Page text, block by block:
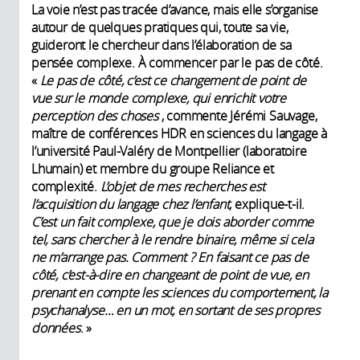
La voie n’est pas tracée d’avance, mais elle s’organise
autour de quelques pratiques qui, toute sa vie,
guideront le chercheur dans l’élaboration de sa
pensée complexe. À commencer par le pas de côté.
« Le pas de côté, c’est ce changement de point de
vue sur le monde complexe, qui enrichit votre
perception des choses, commente Jérémi Sauvage,
maître de conférences HDR en sciences du langage à
l’université Paul-Valéry de Montpellier (laboratoire
Lhumain) et membre du groupe Reliance et
complexité. L’objet de mes recherches est
l’acquisition du langage chez l’enfant, explique-t-il.
C’est un fait complexe, que je dois aborder comme
tel, sans chercher à le rendre binaire, même si cela
ne m’arrange pas. Comment ? En faisant ce pas de
côté, c’est-à-dire en changeant de point de vue, en
prenant en compte les sciences du comportement, la
psychanalyse… en un mot, en sortant de ses propres
données. »